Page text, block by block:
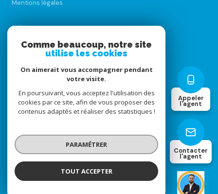
Luan FERNÁNDEZ
Appeler
l'agent
Contacter
l'agent
Mentions légales
Admin
Nos honoraires
Cookies
© 2026 | Tous droits réservés
Réalisé par
Comme beaucoup, notre site
utilise les cookies
On aimerait vous accompagner pendant
votre visite.
En poursuivant, vous acceptez l'utilisation des
cookies par ce site, afin de vous proposer des
contenus adaptés et réaliser des statistiques !
PARAMÉTRER
TOUT ACCEPTER